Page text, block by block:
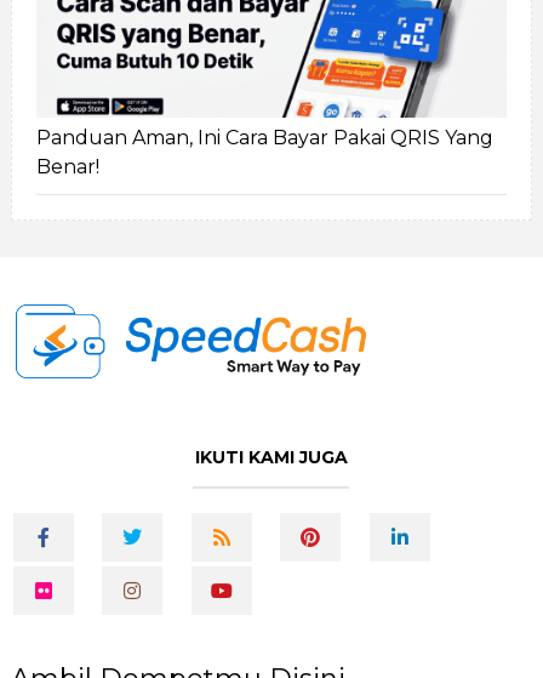
Panduan Aman, Ini Cara Bayar Pakai QRIS Yang
Benar!
IKUTI KAMI JUGA